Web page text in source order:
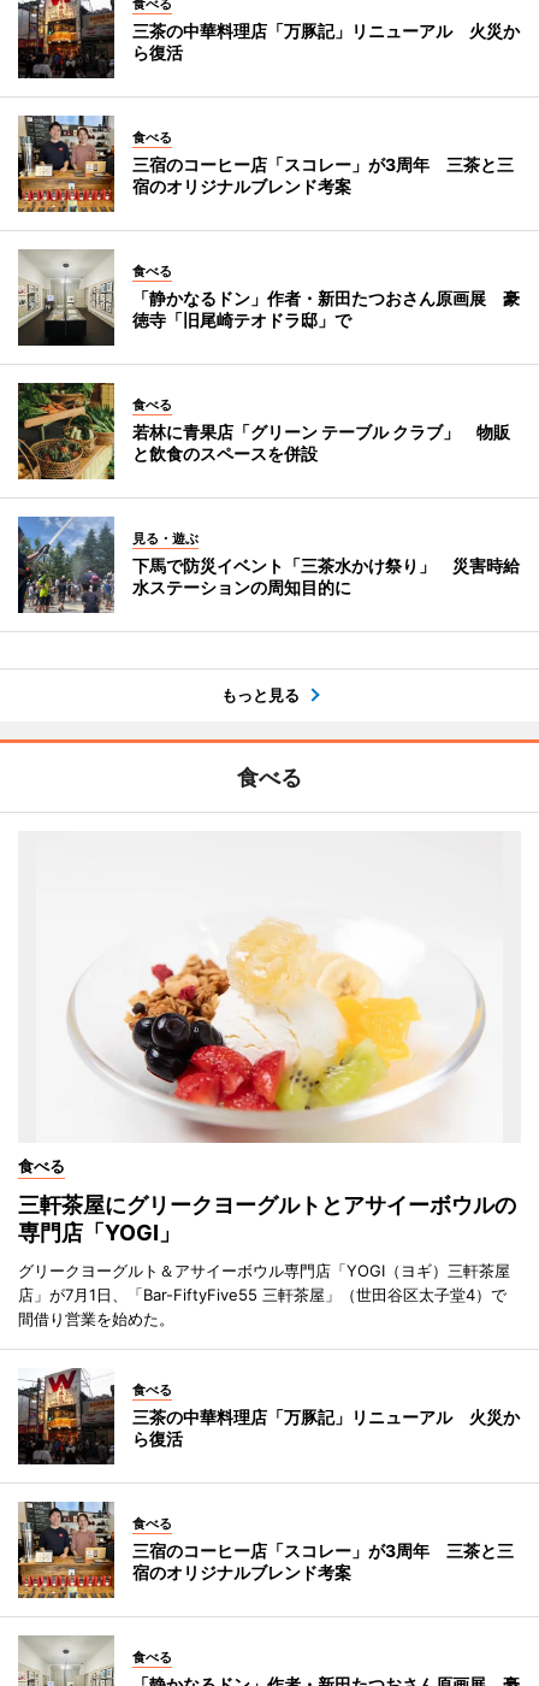
三茶の中華料理店「万豚記」リニューアル 火災か
ら復活
食べる
三宿のコーヒー店「スコレー」が3周年 三茶と三
宿のオリジナルブレンド考案
食べる
「静かなるドン」作者・新田たつおさん原画展 豪
徳寺「旧尾崎テオドラ邸」で
食べる
若林に青果店「グリーン テーブル クラブ」 物販
と飲食のスペースを併設
見る・遊ぶ
下馬で防災イベント「三茶水かけ祭り」 災害時給
水ステーションの周知目的に
もっと見る
食べる
食べる
三軒茶屋にグリークヨーグルトとアサイーボウルの
専門店「YOGI」
グリークヨーグルト＆アサイーボウル専門店「YOGI（ヨギ）三軒茶屋
店」が7月1日、「Bar-FiftyFive55 三軒茶屋」（世田谷区太子堂4）で
間借り営業を始めた。
食べる
三茶の中華料理店「万豚記」リニューアル 火災か
ら復活
食べる
三宿のコーヒー店「スコレー」が3周年 三茶と三
宿のオリジナルブレンド考案
食べる